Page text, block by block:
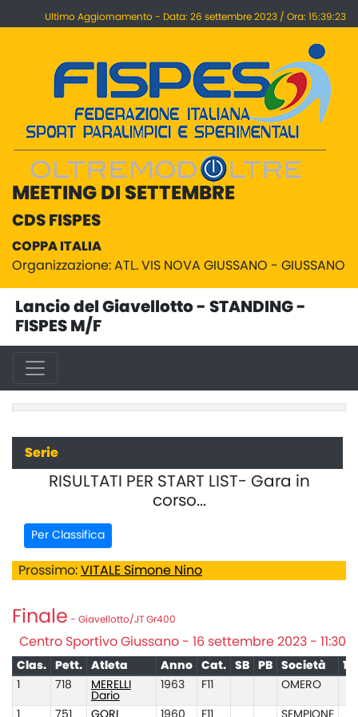
Ultimo Aggiornamento - Data: 26 settembre 2023 / Ora: 15:39:23
MEETING DI SETTEMBRE
CDS FISPES
COPPA ITALIA
Organizzazione: ATL. VIS NOVA GIUSSANO - GIUSSANO
Lancio del Giavellotto - STANDING -
FISPES M/F
Serie
RISULTATI PER START LIST- Gara in
corso...
Per Classifica
Prossimo: VITALE Simone Nino
Finale - Giavellotto/JT Gr400
Centro Sportivo Giussano - 16 settembre 2023 - 11:30
Clas. Pett. Atleta Anno Cat. SB PB Società
1°
718
MERELLI
Dario
1963 F11 OMERO
751 GORI 1960 F11 SEMPIONE